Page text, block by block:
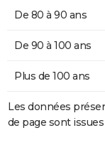
De 80 à 90 ans
De 90 à 100 ans
Plus de 100 ans
Les données
de page sont